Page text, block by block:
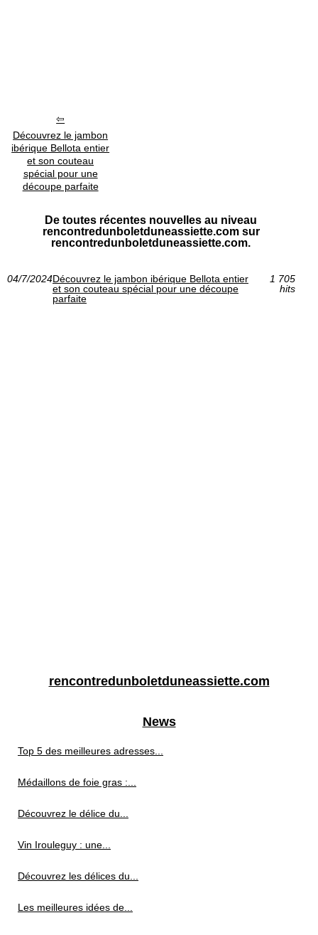
Découvrez le jambon
ibérique Bellota entier
et son couteau
spécial pour une
découpe parfaite
De toutes récentes nouvelles au niveau
rencontredunboletduneassiette.com sur
rencontredunboletduneassiette.com.
04/7/2024Découvrez le jambon ibérique Bellota entier
et son couteau spécial pour une découpe
parfaite
1 705
hits
rencontredunboletduneassiette.com
News
Top 5 des meilleures adresses...
Médaillons de foie gras :...
Découvrez le délice du...
Vin Irouleguy : une...
Découvrez les délices du...
Les meilleures idées de...